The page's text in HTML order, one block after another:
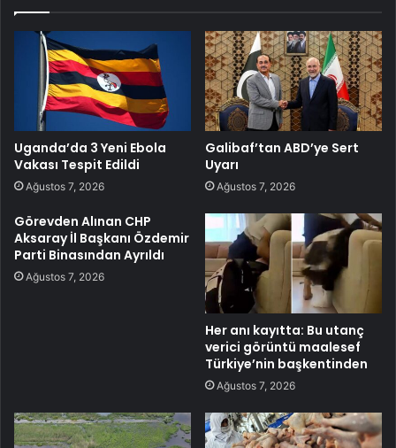
Uganda’da 3 Yeni Ebola
Vakası Tespit Edildi
Ağustos 7, 2026
Galibaf’tan ABD’ye Sert
Uyarı
Ağustos 7, 2026
Görevden Alınan CHP
Aksaray İl Başkanı Özdemir
Parti Binasından Ayrıldı
Ağustos 7, 2026
Her anı kayıtta: Bu utanç
verici görüntü maalesef
Türkiye’nin başkentinden
Ağustos 7, 2026